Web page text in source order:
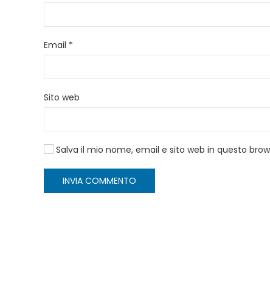
Email *
Sito web
Salva il mio nome, email e sito web in questo
INVIA COMMENTO